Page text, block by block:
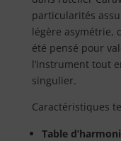
particularités
légère asymétrie,
été pensé pour
l’instrument tout
singulier.
Caractéristiques
Table